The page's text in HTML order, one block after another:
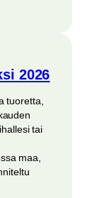
2026
tuoretta,
tai
maa,